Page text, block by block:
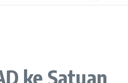
ke Satuan